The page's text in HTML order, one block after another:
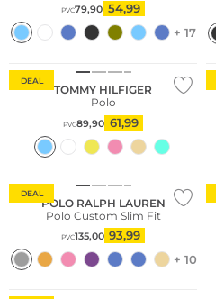
PVC79,90 54,99
+ 17
DEAL
TOMMY HILFIGER
Polo
PVC89,90 61,99
DEAL
POLO RALPH LAUREN
Polo Custom Slim Fit
PVC135,00 93,99
+ 10